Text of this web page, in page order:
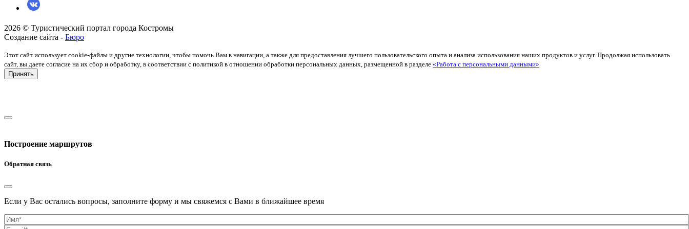
2026 © Туристический портал города Костромы
Создание сайта - Бюро
Этот сайт использует cookie-файлы и другие технологии, чтобы помочь Вам в навигации, а также для предоставления лучшего пользовательского опыта и анализа использования наших продуктов и услуг. Продолжая использовать
сайт, вы даете согласие на их сбор и обработку, в соответствии с политикой в отношении обработки персональных данных, размещенной в разделе «Работа с персональными данными»
Принять
Построение маршрутов
Обратная связь
Если у Вас остались вопросы, заполните форму и мы свяжемся с Вами в ближайшее время